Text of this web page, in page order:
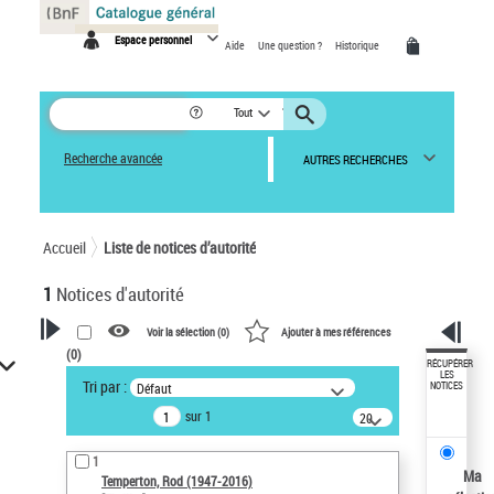
Espace personnel Aide Une question ? Historique
Tout
Recherche avancée AUTRES RECHERCHES
Accueil Liste de notices d’autorité
1 Notices d'autorité
VOTRE RECHERCHE
Recherche avancée dans les
notices d’autorité
Œuvres liées à l'auteur :
Temperton, Rod (1947-2016)
Voir la sélection (0) Ajouter à mes références
(0)
Tri par : Défaut
sur 1
20
résultats/page
1
Temperton, Rod (1947-2016)
RÉCUPÉRER
LES
NOTICES
Ma
Panneau de gestion des cookies